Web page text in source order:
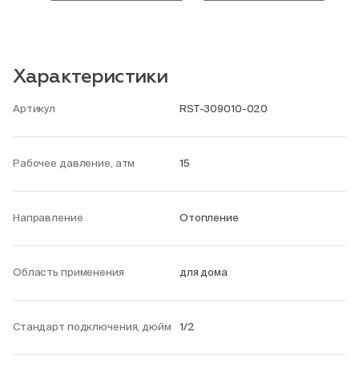
Характеристики
Артикул RST-309010-020
Рабочее давление, атм 15
Направление Отопление
Область применения для дома
Стандарт подключения, дюйм 1/2